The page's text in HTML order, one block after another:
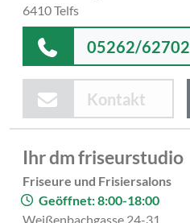
6410 Telfs
05262/62702
Kontakt
Ihr dm friseurstudio
Friseure und Frisiersalons
Geöffnet: 8:00-18:00
Weißenbachgasse 24-31